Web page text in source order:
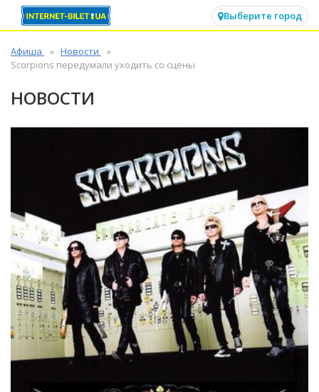
Выберите город
Афиша
Новости
Scorpions передумали уходить со сцены
НОВОСТИ